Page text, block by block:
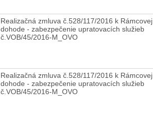
Realizačná zmluva č.528/117/2016 k Rámcovej
dohode - zabezpečenie upratovacích služieb
č.VOB/45/2016-M_OVO
Realizačná zmluva č.528/117/2016 k Rámcovej
dohode - zabezpečenie upratovacích služieb
č.VOB/45/2016-M_OVO